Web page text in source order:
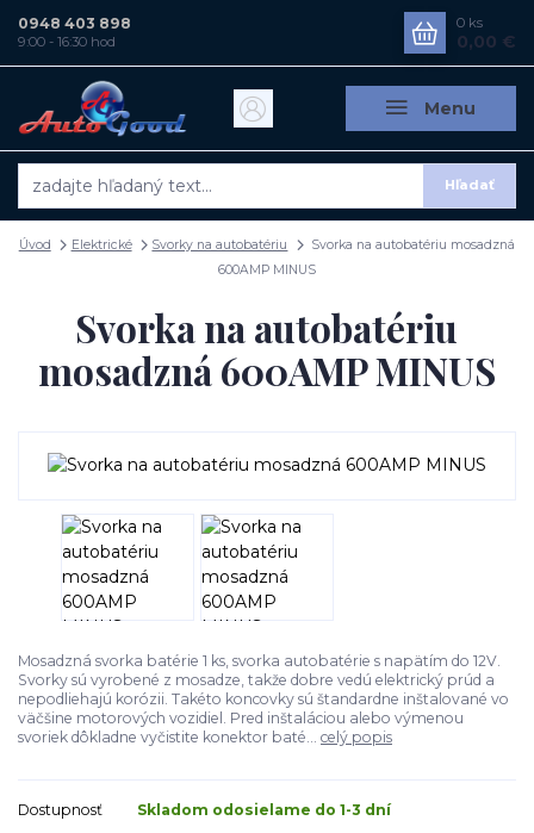
Menu
Hľadať
0948 403 898
9:00 - 16:30 hod
0 ks
0,00 €
Úvod Elektrické Svorky na autobatériu
Svorka na autobatériu mosadzná
600AMP MINUS
Svorka na autobatériu
mosadzná 600AMP MINUS
Mosadzná svorka batérie 1 ks, svorka autobatérie s napätím do 12V.
Svorky sú vyrobené z mosadze, takže dobre vedú elektrický prúd a
nepodliehajú korózii. Takéto koncovky sú štandardne inštalované vo
väčšine motorových vozidiel. Pred inštaláciou alebo výmenou
svoriek dôkladne vyčistite konektor baté... celý popis
Dostupnosť Skladom odosielame do 1-3 dní